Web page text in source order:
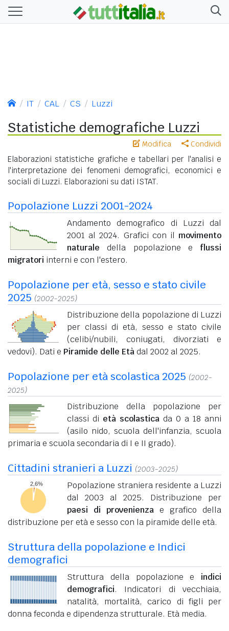
IT CAL CS Luzzi
Statistiche demografiche Luzzi
Modifica Condividi
Elaborazioni statistiche grafiche e tabellari per l'analisi e
l'interpretazione dei fenomeni demografici, economici e
sociali di Luzzi. Elaborazioni su dati ISTAT.
Popolazione Luzzi 2001-2024
Andamento demografico di Luzzi dal
2001 al 2024. Grafici con il movimento
naturale della popolazione e flussi
migratori interni e con l'estero.
Popolazione per età, sesso e stato civile
2025 (2002-2025)
Distribuzione della popolazione di Luzzi
per classi di età, sesso e stato civile
(celibi/nubili, coniugati, divorziati e
vedovi). Dati e Piramide delle Etàdal 2002 al 2025.
Popolazione per età scolastica 2025 (2002-
2025)
Distribuzione della popolazione per
classi di età scolastica da 0 a 18 anni
(asilo nido, scuola dell'infanzia, scuola
primaria e scuola secondaria di I e II grado).
Cittadini stranieri a Luzzi (2003-2025)
Popolazione straniera residente a Luzzi
dal 2003 al 2025. Distribuzione per
paesi di provenienza e grafico della
distribuzione per età e sesso con la piramide delle età.
Struttura della popolazione e Indici
demografici
Struttura della popolazione e indici
demografici. Indicatori di vecchiaia,
natalità, mortalità, carico di figli per
donna feconda e dipendenza strutturale. Età media.